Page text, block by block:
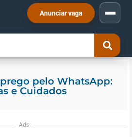
Anunciar vaga
pelo WhatsApp:
e Cuidados